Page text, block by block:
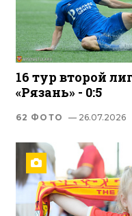
16 тур второй
«Рязань» - 0:5
62 ФОТО — 26.07.2026